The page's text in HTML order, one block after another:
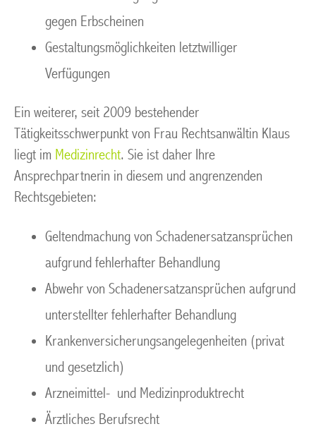
gegen Erbscheinen
Gestaltungsmöglichkeiten letztwilliger
Verfügungen
Ein weiterer, seit 2009 bestehender
Tätigkeitsschwerpunkt von Frau Rechtsanwältin Klaus
liegt im Medizinrecht. Sie ist daher Ihre
Ansprechpartnerin in diesem und angrenzenden
Rechtsgebieten:
Geltendmachung von Schadenersatzansprüchen
aufgrund fehlerhafter Behandlung
Abwehr von Schadenersatzansprüchen aufgrund
unterstellter fehlerhafter Behandlung
Krankenversicherungsangelegenheiten (privat
und gesetzlich)
Arzneimittel- und Medizinproduktrecht
Ärztliches Berufsrecht